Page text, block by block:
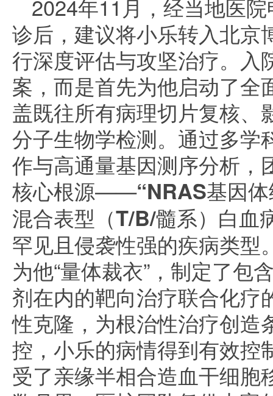
2024年11月，经当地医
诊后，建议将小乐转入北京
行深度评估与攻坚治疗。入
案，而是首先为他启动了全
盖既往所有病理切片复核、
分子生物学检测。通过多学
作与高通量基因测序分析，
核心根源——“NRAS基因
混合表型（T/B/髓系）白血
罕见且侵袭性强的疾病类型
为他“量体裁衣”，制定了包
剂在内的靶向治疗联合化疗
性克隆，为根治性治疗创造
控，小乐的病情得到有效控
受了亲缘半相合造血干细胞